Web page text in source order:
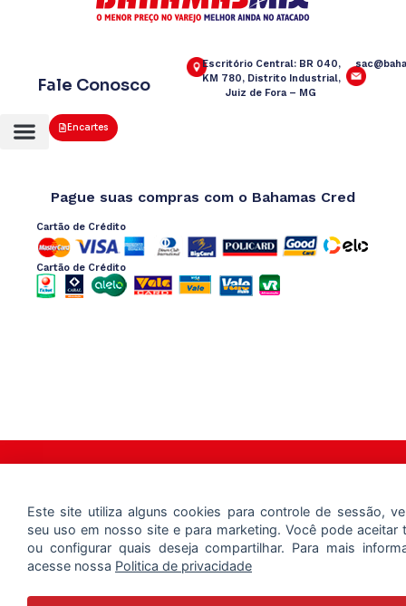
Encartes
Fale Conosco
Escritório Central: BR 040,
KM 780, Distrito Industrial,
Juiz de Fora – MG
Pague suas compras com o Bahamas Cred
Cartão de Crédito
Cartão de Crédito
Este site utiliza alguns cookies para controle de sessão,
seu uso em nosso site e para marketing. Você pode aceitar
ou configurar quais deseja compartilhar. Para mais
acesse nossa Politica de privacidade